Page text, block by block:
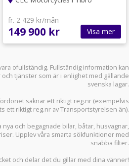
fr. 2 429 kr/mån
149 900 kr Visa mer
ofullständig. Fullständig information kan
tjänster som är i enlighet med gällande
svenska lagar.
saknar ett riktigt reg.nr (exempelvis
ett riktigt reg.nr av Transportstyrelsen än).
nya och begagnade bilar, båtar, husvagnar,
Upplev våra smarta sökfunktioner med
snabba filter.
och delar det du gillar med dina vänner!